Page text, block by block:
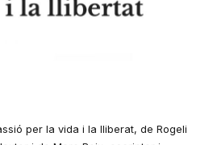
per la vida i la lliberat, de Rogeli